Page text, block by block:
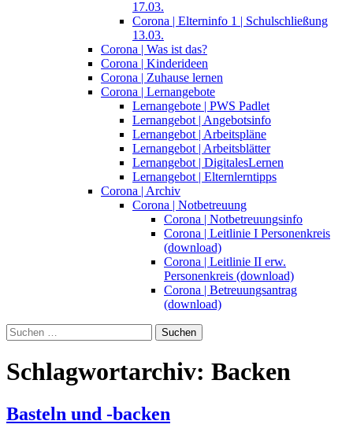
17.03.
Corona | Elterninfo 1 | Schulschließung
13.03.
Corona | Was ist das?
Corona | Kinderideen
Corona | Zuhause lernen
Corona | Lernangebote
Lernangebote | PWS Padlet
Lernangebot | Angebotsinfo
Lernangebot | Arbeitspläne
Lernangebot | Arbeitsblätter
Lernangebot | DigitalesLernen
Lernangebot | Elternlerntipps
Corona | Archiv
Corona | Notbetreuung
Corona | Notbetreuungsinfo
Corona | Leitlinie I Personenkreis
(download)
Corona | Leitlinie II erw.
Personenkreis (download)
Corona | Betreuungsantrag
(download)
Suchen
nach:
Schlagwortarchiv: Backen
Basteln und -backen